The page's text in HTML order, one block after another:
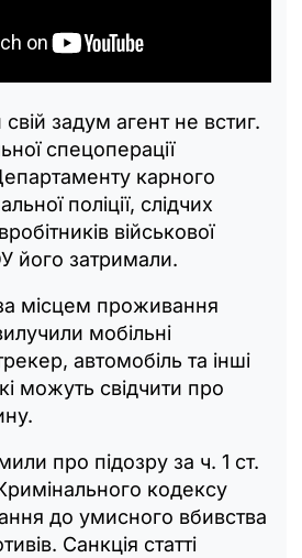
свій задум агент не встиг.
спецоперації
карного
поліції, слідчих
військової
його затримали.
місцем проживання
мобільні
автомобіль та інші
можуть свідчити про
про підозру за ч. 1 ст.
кодексу
до умисного вбивства
Санкція статті